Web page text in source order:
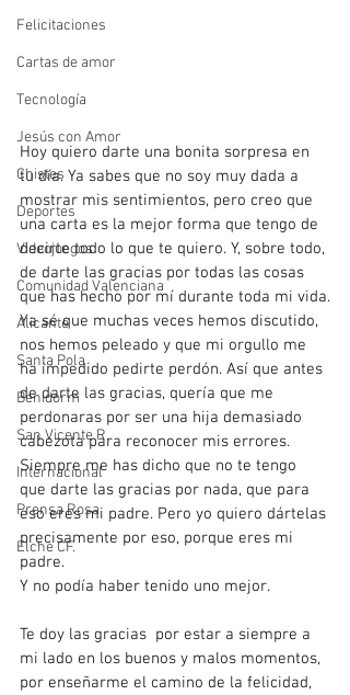
Felicitaciones
Cartas de amor
Tecnología
Jesús con Amor
Chistes
Deportes
Videojuegos
Comunidad Valenciana
Alicante
Santa Pola
Benidorm
San Vicente R.
Internacional
Prensa Rosa
Elche CF.
Hoy quiero darte una bonita sorpresa en
tu día. Ya sabes que no soy muy dada a
mostrar mis sentimientos, pero creo que
una carta es la mejor forma que tengo de
decirte todo lo que te quiero. Y, sobre todo,
de darte las gracias por todas las cosas
que has hecho por mí durante toda mi vida.
Ya sé que muchas veces hemos discutido,
nos hemos peleado y que mi orgullo me
ha impedido pedirte perdón. Así que antes
de darte las gracias, quería que me
perdonaras por ser una hija demasiado
cabezota para reconocer mis errores.
Siempre me has dicho que no te tengo
que darte las gracias por nada, que para
eso eres mi padre. Pero yo quiero dártelas
precisamente por eso, porque eres mi
padre.
Y no podía haber tenido uno mejor.
Te doy las gracias  por estar a siempre a
mi lado en los buenos y malos momentos,
por enseñarme el camino de la felicidad,